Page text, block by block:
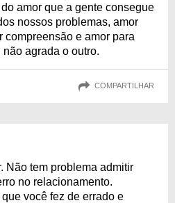
amor que a gente consegue
nossos problemas, amor
compreensão e amor para
agrada o outro.
COMPARTILHAR
Não tem problema admitir
no relacionamento.
você fez de errado e